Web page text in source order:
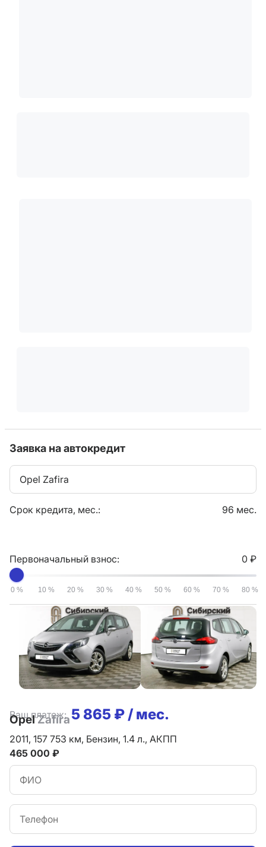
Заявка на автокредит
Opel Zafira
Срок кредита, мес.: 96 мес.
Первоначальный взнос: 0 ₽
0 % 10 % 20 % 30 % 40 % 50 % 60 % 70 % 80 %
Ваш платеж: 5 865 ₽ / мес.
OpelZafira
2011, 157 753 км, Бензин, 1.4 л., АКПП
465 000 ₽